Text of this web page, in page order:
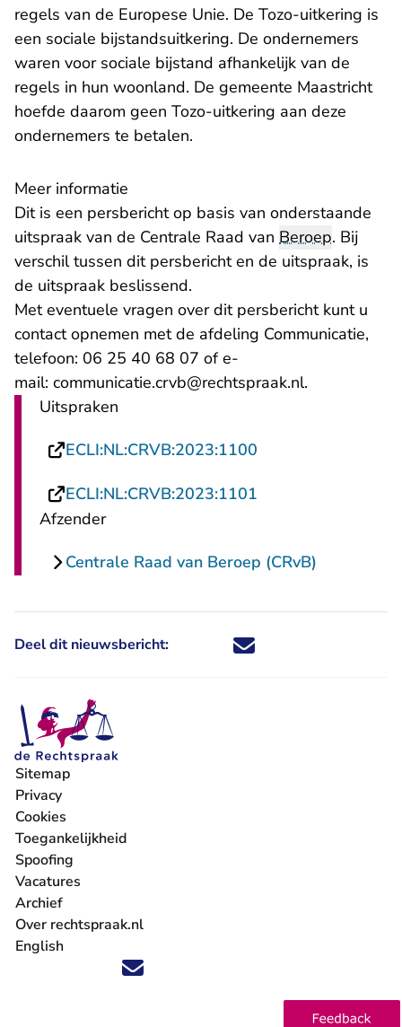
regels van de Europese Unie. De Tozo-uitkering is
een sociale bijstandsuitkering. De ondernemers
waren voor sociale bijstand afhankelijk van de
regels in hun woonland. De gemeente Maastricht
hoefde daarom geen Tozo-uitkering aan deze
ondernemers te betalen.
Meer informatie
Dit is een persbericht op basis van onderstaande
uitspraak van de Centrale Raad van Beroep. Bij
verschil tussen dit persbericht en de uitspraak, is
de uitspraak beslissend.
Met eventuele vragen over dit persbericht kunt u
contact opnemen met de afdeling Communicatie,
telefoon: 06 25 40 68 07 of e-
mail: communicatie.crvb@rechtspraak.nl- U verlaat
.
Uitspraken
ECLI:NL:CRVB:2023:1100
ECLI:NL:CRVB:2023:1101
Afzender
Centrale Raad van Beroep (CRvB)
Deel dit nieuwsbericht: Deel dit nieuwsbericht via X -
Deel dit nieuwsbericht via
Deel dit nieuwsbericht
Deel dit
Volg ons op X (Twitter) - U verlaat Rechtspraak.nl
Volg ons op Facebook - U verlaat Rechtspraak.nl
Volg ons op Instagram - U verlaat Rechtspraak.nl
Volg ons op Youtube - U verlaat Rechtspraak.nl
Volg ons op LinkedIn - U verlaat
'Blijf op de hoogte' nieuwsbrief - U verlaat
Sitemap
Privacy
Cookies
Toegankelijkheid
Spoofing
Vacatures
- U verlaat Rechtspraak.nl
Archief
Over rechtspraak.nl
English